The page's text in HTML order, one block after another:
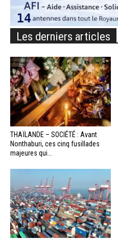
Les derniers articles
THAÏLANDE – SOCIÉTÉ : Avant
Nonthaburi, ces cinq fusillades
majeures qui...